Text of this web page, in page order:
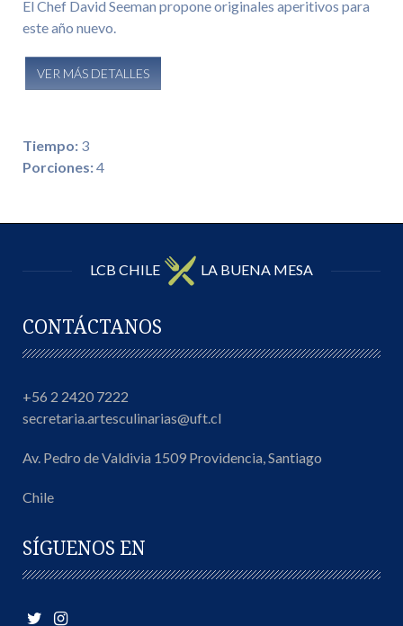
El Chef David Seeman propone originales aperitivos para
este año nuevo.
VER MÁS DETALLES
Tiempo: 3
Porciones:4
LCB CHILE LA BUENA MESA
CONTÁCTANOS
+56 2 2420 7222
secretaria.artesculinarias@uft.cl
Av. Pedro de Valdivia 1509 Providencia, Santiago
Chile
SÍGUENOS EN